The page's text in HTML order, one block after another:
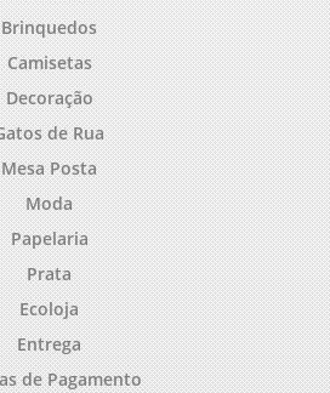
Brinquedos
Camisetas
Decoração
de Rua
Mesa Posta
Moda
Papelaria
Prata
Ecoloja
Entrega
de Pagamento